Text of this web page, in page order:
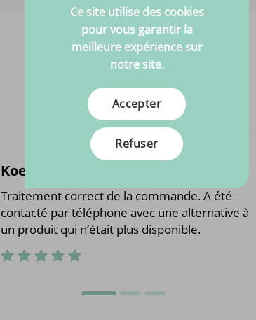
Koen Wouters
Traitement correct de la commande. A été
contacté par téléphone avec une alternative à
un produit qui n’était plus disponible.
Ce site utilise des cookies
pour vous garantir la
meilleure expérience sur
notre site.
Accepter
Refuser